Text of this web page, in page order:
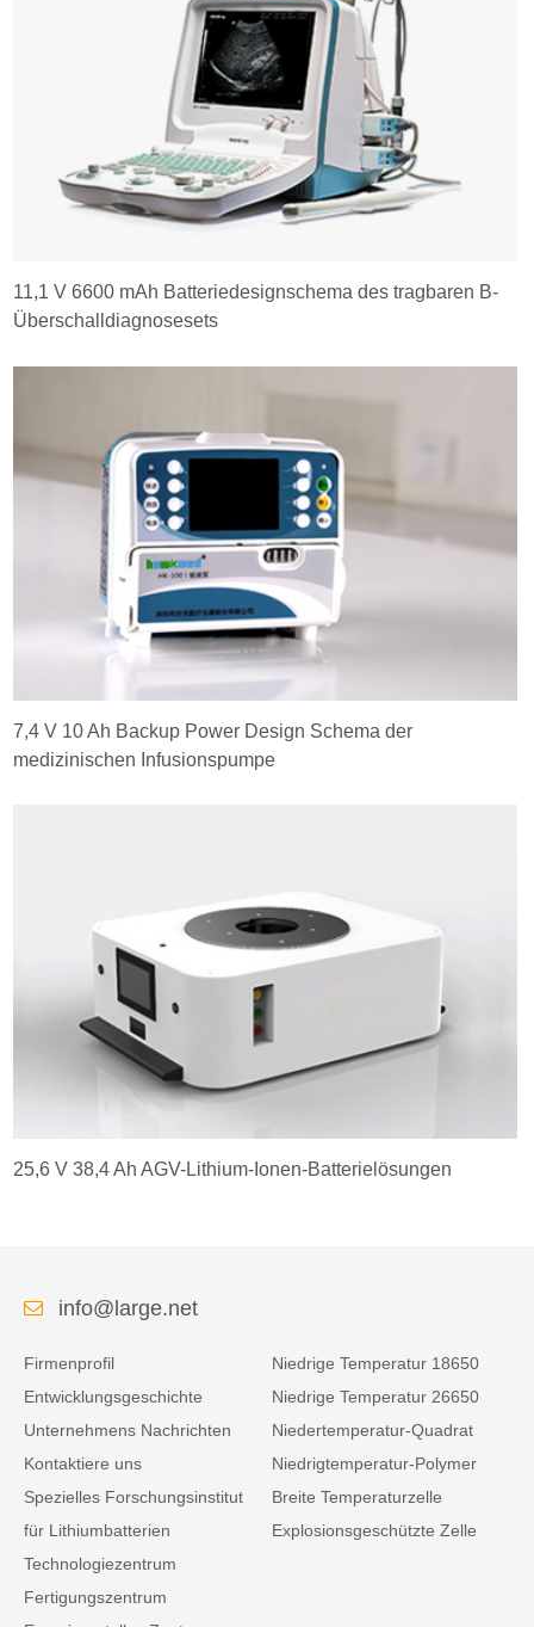
11,1 V 6600 mAh Batteriedesignschema des tragbaren B-
Überschalldiagnosesets
7,4 V 10 Ah Backup Power Design Schema der
medizinischen Infusionspumpe
25,6 V 38,4 Ah AGV-Lithium-Ionen-Batterielösungen
info@large.net
Firmenprofil
Entwicklungsgeschichte
Unternehmens Nachrichten
Kontaktiere uns
Spezielles Forschungsinstitut
für Lithiumbatterien
Technologiezentrum
Fertigungszentrum
Niedrige Temperatur 18650
Niedrige Temperatur 26650
Niedertemperatur-Quadrat
Niedrigtemperatur-Polymer
Breite Temperaturzelle
Explosionsgeschützte Zelle